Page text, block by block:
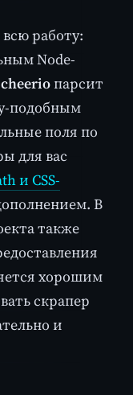
работу:
Node-
cheerioпарсит
подобным
поля по
для вас
и CSS-
В
также
хорошим
скрапер
и